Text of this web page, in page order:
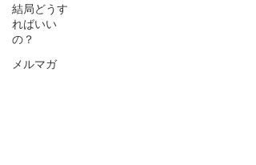
結局どうす
ればいい
の？
メルマガ